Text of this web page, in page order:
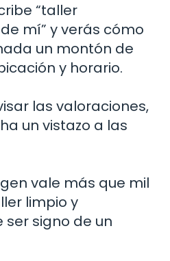
“taller
mí” y verás cómo
un montón de
y horario.
las valoraciones,
un vistazo a las
vale más que mil
limpio y
ser signo de un